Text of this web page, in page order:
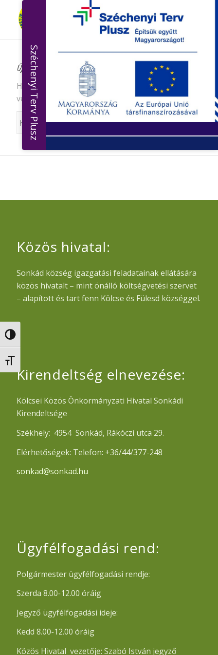
Nagy kontraszt váltása
Betűméret váltása
Új keresés
Ha nem elégedett az alábbi eredményekkel, kérem
végezzen új keresést
Keresés
Közös hivatal:
Sonkád község igazgatási feladatainak ellátására
közös hivatalt – mint önálló költségvetési szervet
– alapított és tart fenn Kölcse és Fülesd községgel.
Kirendeltség elnevezése:
Kölcsei Közös Önkormányzati Hivatal Sonkádi
Kirendeltsége
Székhely: 4954 Sonkád, Rákóczi utca 29.
Elérhetőségek: Telefon: +36/44/377-248
sonkad@sonkad.hu
Ügyfélfogadási rend:
Polgármester ügyfélfogadási rendje:
Szerda 8.00-12.00 óráig
Jegyző ügyfélfogadási ideje:
Kedd 8.00-12.00 óráig
Közös Hivatal vezetője: Szabó István jegyző
Széchenyi Terv Plusz